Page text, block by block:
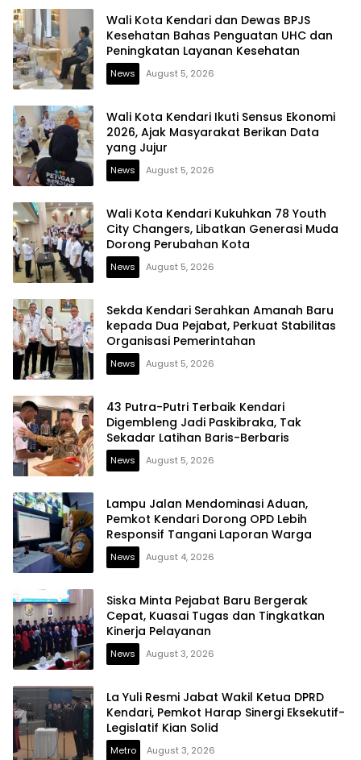
Wali Kota Kendari dan Dewas BPJS
Kesehatan Bahas Penguatan UHC dan
Peningkatan Layanan Kesehatan
News August 5, 2026
Wali Kota Kendari Ikuti Sensus Ekonomi
2026, Ajak Masyarakat Berikan Data
yang Jujur
News August 5, 2026
Wali Kota Kendari Kukuhkan 78 Youth
City Changers, Libatkan Generasi Muda
Dorong Perubahan Kota
News August 5, 2026
Sekda Kendari Serahkan Amanah Baru
kepada Dua Pejabat, Perkuat Stabilitas
Organisasi Pemerintahan
News August 5, 2026
43 Putra-Putri Terbaik Kendari
Digembleng Jadi Paskibraka, Tak
Sekadar Latihan Baris-Berbaris
News August 5, 2026
Lampu Jalan Mendominasi Aduan,
Pemkot Kendari Dorong OPD Lebih
Responsif Tangani Laporan Warga
News August 4, 2026
Siska Minta Pejabat Baru Bergerak
Cepat, Kuasai Tugas dan Tingkatkan
Kinerja Pelayanan
News August 3, 2026
La Yuli Resmi Jabat Wakil Ketua DPRD
Kendari, Pemkot Harap Sinergi Eksekutif-
Legislatif Kian Solid
Metro August 3, 2026